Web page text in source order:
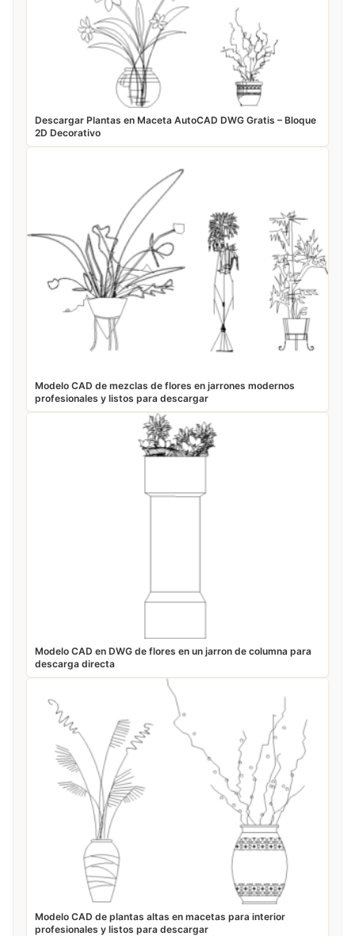
Descargar Plantas en Maceta AutoCAD DWG Gratis – Bloque
2D Decorativo
Modelo CAD de mezclas de flores en jarrones modernos
profesionales y listos para descargar
Modelo CAD en DWG de flores en un jarron de columna para
descarga directa
Modelo CAD de plantas altas en macetas para interior
profesionales y listos para descargar